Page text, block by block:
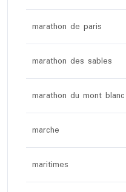
marathon de paris
marathon des sables
marathon du mont blanc
marche
maritimes